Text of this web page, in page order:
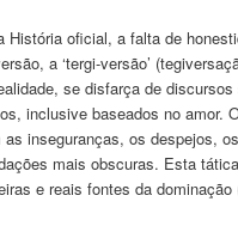
História oficial, a falta de
a ‘tergi-versão’
se disfarça de
inclusive baseados no amor.
as inseguranças, os despejos,
mais obscuras. Esta
e reais fontes da dominação